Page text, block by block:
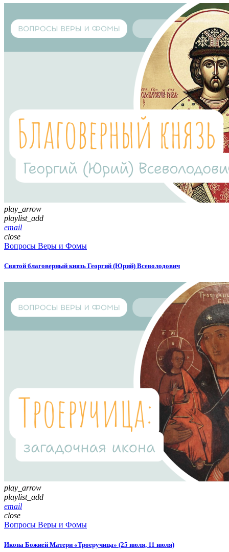
play_arrow
playlist_add
email
close
Вопросы Веры и Фомы
Святой благоверный князь Георгий (Юрий) Всеволодович
play_arrow
playlist_add
email
close
Вопросы Веры и Фомы
Икона Божией Матери «Троеручица» (25 июля, 11 июля)